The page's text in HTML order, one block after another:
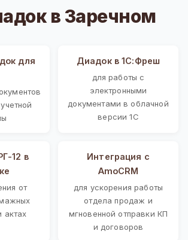
в Заречном
для
Диадок в 1С:Фреш
для работы с
электронными
документами в облачной
версии 1С
12 в
от
актах
Интеграция с
AmoCRM
для ускорения работы
отдела продаж и
мгновенной отправки КП
и договоров